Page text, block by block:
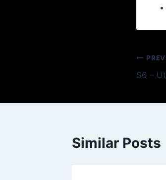
în
S6 –
Similar Posts